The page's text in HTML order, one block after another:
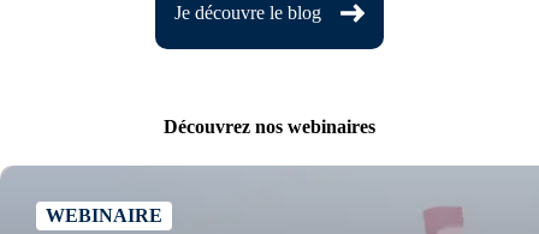
Je découvre le blog
Découvrez nos webinaires
WEBINAIRE